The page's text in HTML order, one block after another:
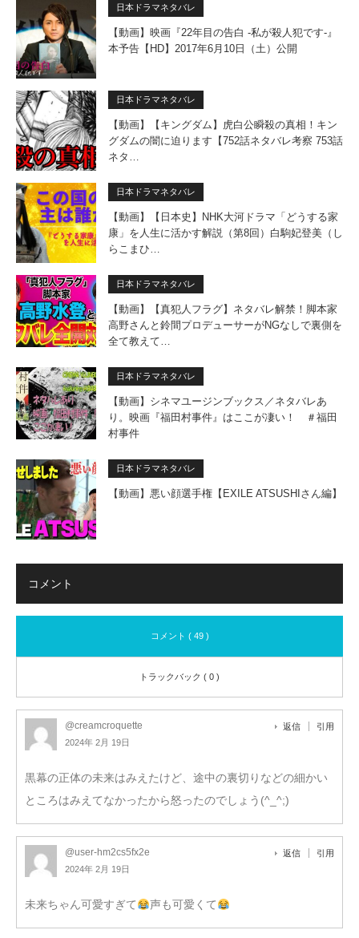
日本ドラマネタバレ
【動画】映画『22年目の告白 -私が殺人犯です-』
本予告【HD】2017年6月10日（土）公開
日本ドラマネタバレ
【動画】【キングダム】虎白公瞬殺の真相！キン
グダムの闇に迫ります【752話ネタバレ考察 753話
ネタ…
日本ドラマネタバレ
【動画】【日本史】NHK大河ドラマ「どうする家
康」を人生に活かす解説（第8回）白駒妃登美（し
らこまひ…
日本ドラマネタバレ
【動画】【真犯人フラグ】ネタバレ解禁！脚本家
高野さんと鈴間プロデューサーがNGなしで裏側を
全て教えて…
日本ドラマネタバレ
【動画】シネマユージンブックス／ネタバレあ
り。映画『福田村事件』はここが凄い！ ＃福田
村事件
日本ドラマネタバレ
【動画】悪い顔選手権【EXILE ATSUSHIさん編】
コメント
コメント ( 49 )
トラックバック ( 0 )
@creamcroquette
2024年 2月 19日
返信 引用
黒幕の正体の未来はみえたけど、途中の裏切りなどの細かい
ところはみえてなかったから怒ったのでしょう(^_^;)
@user-hm2cs5fx2e
2024年 2月 19日
返信 引用
未来ちゃん可愛すぎて 声も可愛くて